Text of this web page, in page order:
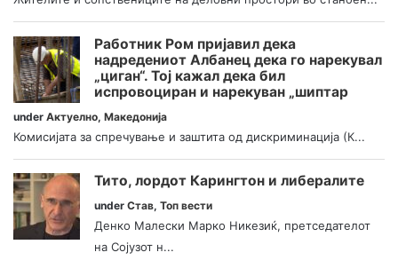
Работник Ром пријавил дека
надредениот Албанец дека го нарекувал
„циган“. Тој кажал дека бил
испровоциран и нарекуван „шиптар
under Актуелно, Македонија
Комисијата за спречување и заштита од дискриминација (К...
Тито, лордот Карингтон и либералите
under Став, Топ вести
Денко Малески Марко Никезиќ, претседателот
на Сојузот н...